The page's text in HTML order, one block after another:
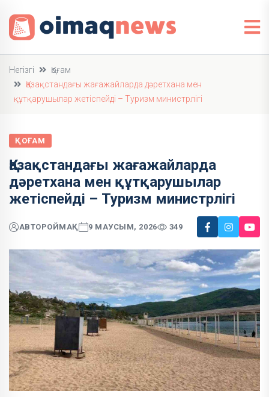
Негізгі
Қоғам
Қазақстандағы жағажайларда дәретхана мен
құтқарушылар жетіспейді – Туризм министрлігі
ҚОҒАМ
Қазақстандағы жағажайларда
дәретхана мен құтқарушылар
жетіспейді – Туризм министрлігі
АВТОРОЙМАҚ 9 МАУСЫМ, 2026 349